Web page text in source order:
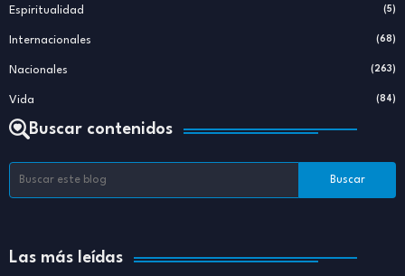
Espiritualidad (5)
Internacionales (68)
Nacionales (263)
Vida (84)
Buscar contenidos
Las más leídas